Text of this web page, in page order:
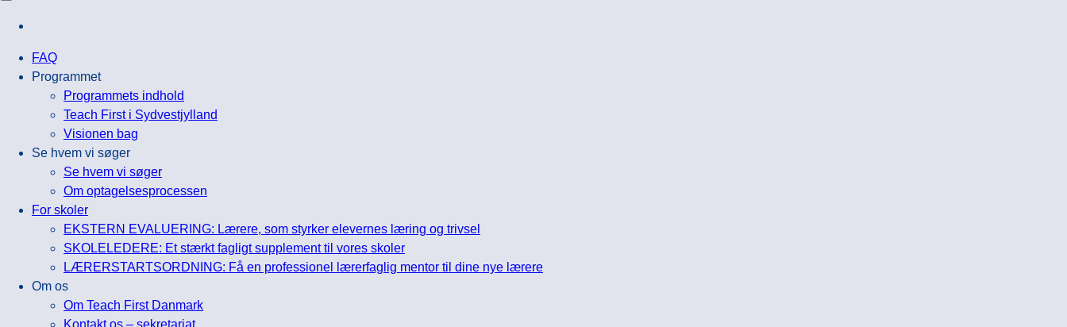
FAQ
Programmet
Programmets indhold
Teach First i Sydvestjylland
Visionen bag
Se hvem vi søger
Se hvem vi søger
Om optagelsesprocessen
For skoler
EKSTERN EVALUERING: Lærere, som styrker elevernes læring og trivsel
SKOLELEDERE: Et stærkt fagligt supplement til vores skoler
LÆRERSTARTSORDNING: Få en professionel lærerfaglig mentor til dine nye lærere
Om os
Om Teach First Danmark
Kontakt os – sekretariat